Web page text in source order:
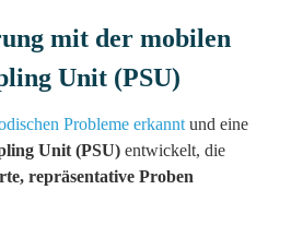
mit der mobilen
Unit (PSU)
Probleme erkannt und eine
Unit (PSU) entwickelt, die
repräsentative Proben